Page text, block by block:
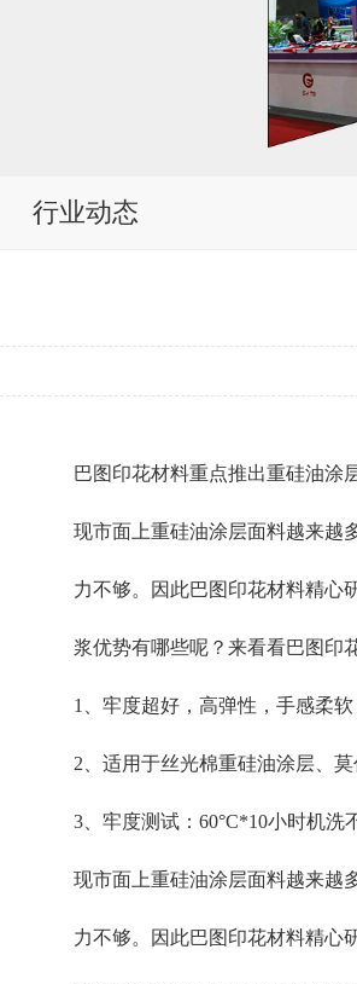
行业动态
巴图印花材料重点推出重硅油涂
现市面上重硅油涂层面料越来越
力不够。因此巴图印花材料精心
浆优势有哪些呢？来看看巴图印
1、牢度超好，高弹性，手感柔
2、适用于丝光棉重硅油涂层、
3、牢度测试：60°C*10小时机洗
现市面上重硅油涂层面料越来越
力不够。因此巴图印花材料精心